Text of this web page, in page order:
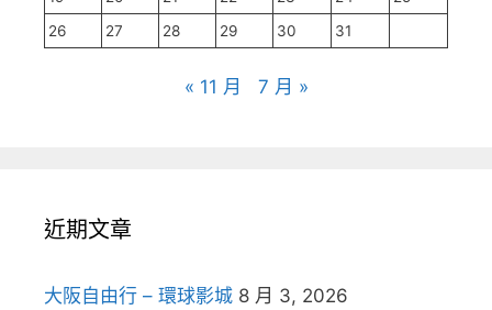
26
27 28 29 30 31
« 11 月 7 月 »
近期文章
大阪自由行 – 環球影城 8 月 3, 2026